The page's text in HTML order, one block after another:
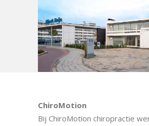
ChiroMotion
Bij ChiroMotion chiropractie